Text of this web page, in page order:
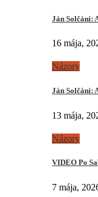
Ján Solčáni:
16 mája,
Názory
Ján Solčáni:
13 mája,
Názory
VIDEO Po
7 mája,